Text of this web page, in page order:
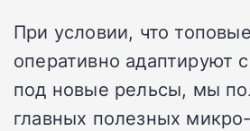
При условии, что
оперативно адаптируют
под новые рельсы, мы
главных полезных